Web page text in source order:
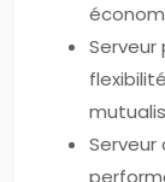
Serveur
Serveur